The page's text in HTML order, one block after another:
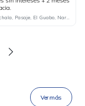
Machala, Pasaje, El Guabo, Naranjal
en una
Ver más